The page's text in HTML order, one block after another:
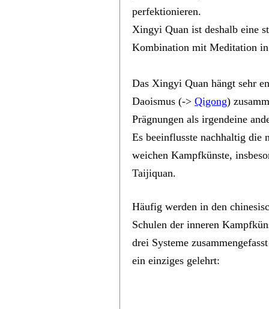
perfektionieren.
Xingyi Quan ist deshalb eine
Kombination mit Meditation
Das Xingyi Quan hängt sehr
Daoismus (-> Qigong)
Prägnungen als irgendeine
Es beeinflusste nachhaltig die
weichen Kampfkünste,
Taijiquan.
Häufig werden in den
Schulen der inneren
drei Systeme
ein einziges gelehrt: